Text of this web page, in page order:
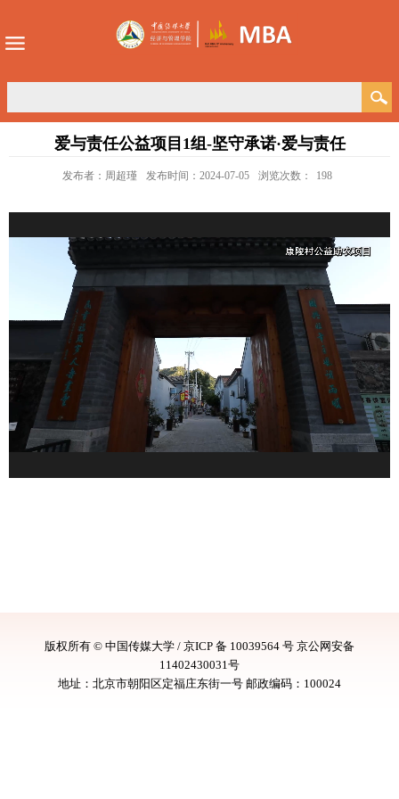
爱与责任公益项目1组-坚守承诺·爱与责任
发布者：周超瑾 发布时间：2024-07-05 浏览次数： 198
版权所有 ©️ 中国传媒大学 / 京ICP 备 10039564 号 京公网安备
11402430031号
地址：北京市朝阳区定福庄东街一号 邮政编码：100024